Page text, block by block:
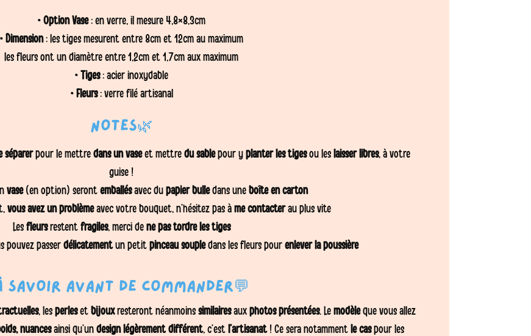
• Option Vase: en verre, il mesure 4,8×8,3cm
• Dimension: les tiges mesurent entre 8cm et 12cm au maximum
les fleurs ont un diamètre entre 1,2cm et 1,7cm aux maximum
• Tiges: acier inoxydable
•Fleurs: verre filé artisanal
Notes🌿
séparerpour le mettre dans un vaseet mettre du sablepour y planter les tigesou les laisser libres, à votre
guise !
vase (en option) seront emballésavec du papier bulledans une boîte en carton
vous avez un problèmeavec votre bouquet, n’hésitez pas à me contacterau plus vite
Les fleursrestent fragiles, merci de ne pas tordre les tiges
pouvez passer délicatementun petit pinceau soupledans les fleurs pour enlever la poussière
savoir avant de commander💬
, les perleset bijouxresteront néanmoins similairesaux photos présentées. Le modèleque vous allez
nuancesainsi qu’un design légèrement différent, c’est l’artisanat! Ce sera notamment le caspour les